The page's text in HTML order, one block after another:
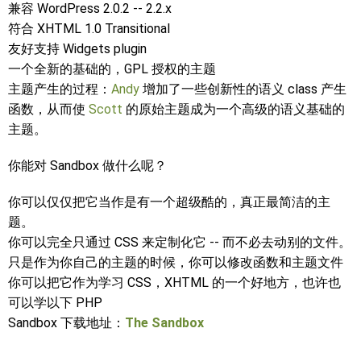
兼容 WordPress 2.0.2 -- 2.2.x
符合 XHTML 1.0 Transitional
友好支持 Widgets plugin
一个全新的基础的，GPL 授权的主题
主题产生的过程： Andy 增加了一些创新性的语义 class 产生
函数，从而使 Scott 的原始主题成为一个高级的语义基础的
主题。
你能对 Sandbox 做什么呢？
你可以仅仅把它当作是有一个超级酷的，真正最简洁的主
题。
你可以完全只通过 CSS 来定制化它 -- 而不必去动别的文件。
只是作为你自己的主题的时候，你可以修改函数和主题文件
你可以把它作为学习 CSS，XHTML 的一个好地方，也许也
可以学以下 PHP
Sandbox 下载地址： The Sandbox